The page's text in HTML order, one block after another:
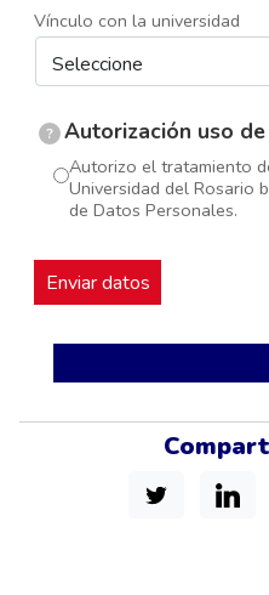
Vínculo con la universidad
? Autorización uso
Autorizo el tratamiento
Universidad del Rosario
de Datos Personales.